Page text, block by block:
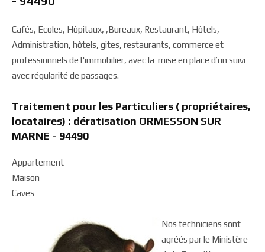
Cafés, Ecoles, Hôpitaux, ,Bureaux, Restaurant, Hôtels,
Administration, hôtels, gites, restaurants, commerce et
professionnels de l'immobilier, avec la mise en place d’un suivi
avec régularité de passages.
Traitement pour les Particuliers ( propriétaires,
locataires) : dératisation ORMESSON SUR
MARNE - 94490
Appartement
Maison
Caves
Nos techniciens sont
agréés par le Ministère